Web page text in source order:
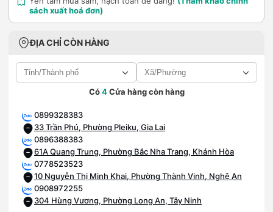
sách xuất hoá đơn)
ĐỊA CHỈ CÒN HÀNG
Có4Cửa hàng còn hàng
0899328383
33 Trần Phú, Phường Pleiku, Gia Lai
0896388383
61A Quang Trung, Phường Bắc Nha Trang, Khánh Hòa
0778523523
10 Nguyễn Thị Minh Khai, Phường Thành Vinh, Nghệ An
0908972255
304 Hùng Vương, Phường Long An, Tây Ninh